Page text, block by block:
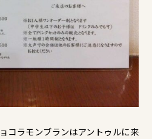
コラモンブランはアントゥルに来